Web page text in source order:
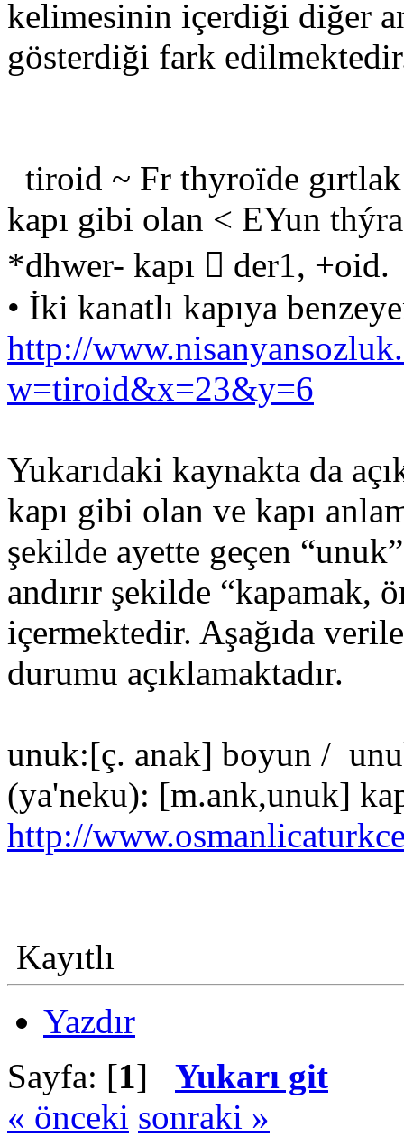
kelimesinin içerdiği diğer
gösterdiği fark
tiroid ~ Fr thyroïde
kapı gibi olan < EYun
*dhwer- kapı  der1, +oid.
• İki kanatlı kapıya
http://
w=tiroid&x=23&y=6
Yukarıdaki kaynakta da
kapı gibi olan ve kapı
şekilde ayette geçen
andırır şekilde “kapamak,
içermektedir. Aşağıda
durumu açıklamaktadır.
unuk:[ç. anak] boyun /
(ya'neku): [m.ank,unuk]
http://
Kayıtlı
Yazdır
Sayfa: [1] Yukarı git
« önceki sonraki »